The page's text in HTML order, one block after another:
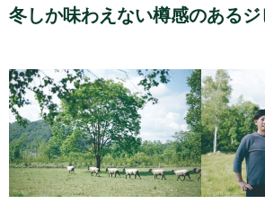
冬しか味わえない樽感のあるジ